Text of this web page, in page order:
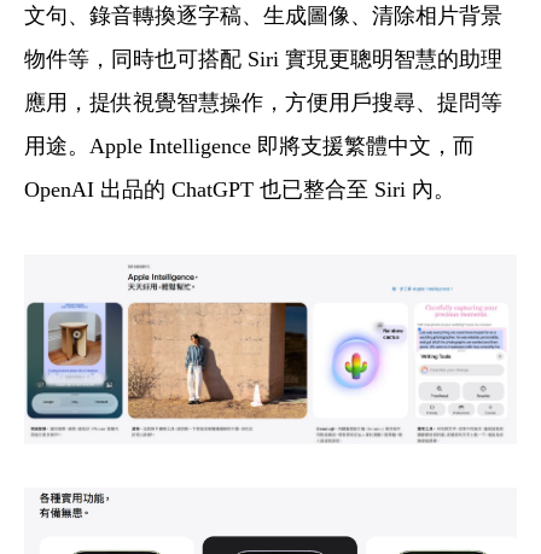
文句、錄音轉換逐字稿、生成圖像、清除相片背景
物件等，同時也可搭配 Siri 實現更聰明智慧的助理
應用，提供視覺智慧操作，方便用戶搜尋、提問等
用途。Apple Intelligence 即將支援繁體中文，而
OpenAI 出品的 ChatGPT 也已整合至 Siri 內。